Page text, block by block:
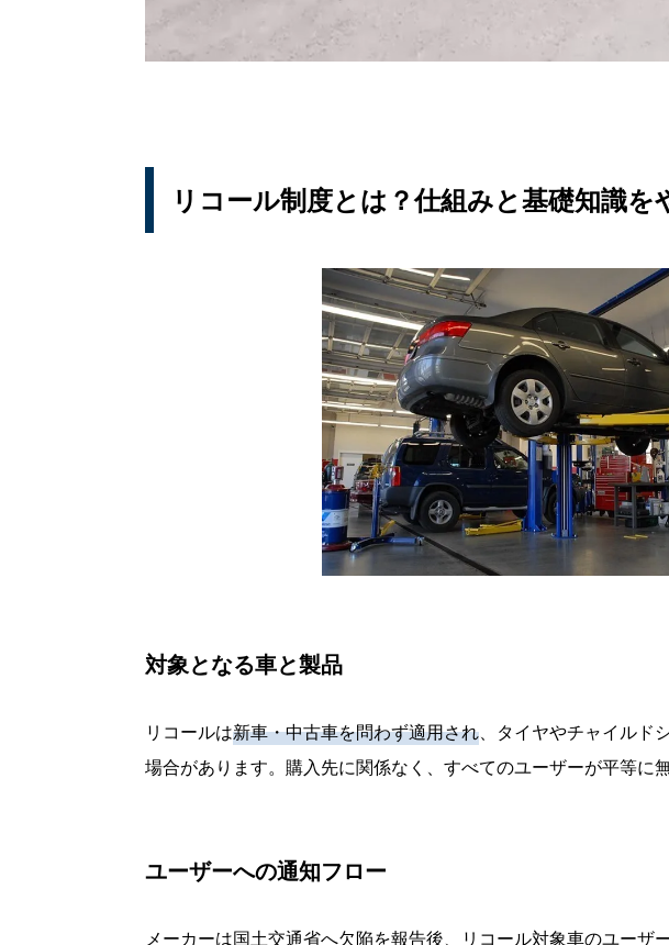
リコール制度とは？仕組みと基礎知識を
対象となる車と製品
リコールは新車・中古車を問わず適用され 、タイヤやチャイルド
場合があります。購入先に関係なく、すべてのユーザーが平等に
ユーザーへの通知フロー
メーカーは国土交通省へ欠陥を報告後、リコール対象車のユーザ